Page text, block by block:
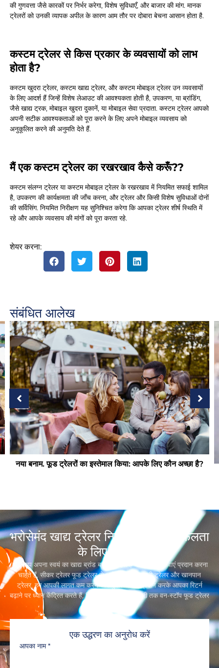
की गुणवत्ता जैसे कारकों पर निर्भर करेगा, विशेष सुविधाएँ, और बाजार की मांग. मानक
ट्रेलरों को उनकी व्यापक अपील के कारण आम तौर पर दोबारा बेचना आसान होता है.
कस्टम ट्रेलर से किस प्रकार के व्यवसायों को लाभ
होता है?
कस्टम खुदरा ट्रेलर, कस्टम खाद्य ट्रेलर, और कस्टम मोबाइल ट्रेलर उन व्यवसायों
के लिए आदर्श हैं जिन्हें विशेष लेआउट की आवश्यकता होती है, उपकरण, या ब्रांडिंग,
जैसे खाद्य ट्रक, मोबाइल खुदरा दुकानें, या मोबाइल सेवा प्रदाता. कस्टम ट्रेलर आपको
अपनी सटीक आवश्यकताओं को पूरा करने के लिए अपने मोबाइल व्यवसाय को
अनुकूलित करने की अनुमति देते हैं.
मैं एक कस्टम ट्रेलर का रखरखाव कैसे करूँ??
कस्टम संलग्न ट्रेलर या कस्टम मोबाइल ट्रेलर के रखरखाव में नियमित सफाई शामिल
है, उपकरण की कार्यक्षमता की जाँच करना, और ट्रेलर और किसी विशेष सुविधाओं दोनों
की सर्विसिंग. नियमित निरीक्षण यह सुनिश्चित करेगा कि आपका ट्रेलर शीर्ष स्थिति में
रहे और आपके व्यवसाय की मांगों को पूरा करता रहे.
शेयर करना:
संबंधित आलेख
भरोसेमंद खाद्य ट्रेलर निर्माता, आपकी सफलता
के लिए समर्पित
यदि आप अपना स्वयं का खाद्य ब्रांड बनाना चाहते हैं या खानपान सेवाएं प्रदान करना
चाहते हैं, सीकर ट्रेलर फूड ट्रेलर से आगे न जाएं,रियायती ट्रेलर और खानपान
ट्रेलर. हम आपकी लागत कम करने और कुशल सेवाएं प्रदान करके आपका रिटर्न
बढ़ाने पर ध्यान केंद्रित करते हैं, डिजाइन से लेकर डिलीवरी तक वन-स्टॉप फूड ट्रेलर
समाधान.
एक उद्धरण का अनुरोध करें